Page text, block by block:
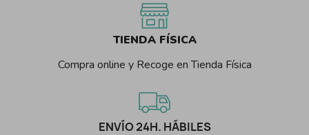
TIENDA FÍSICA
Compra online y Recoge en Tienda Física
ENVÍO 24H. HÁBILES